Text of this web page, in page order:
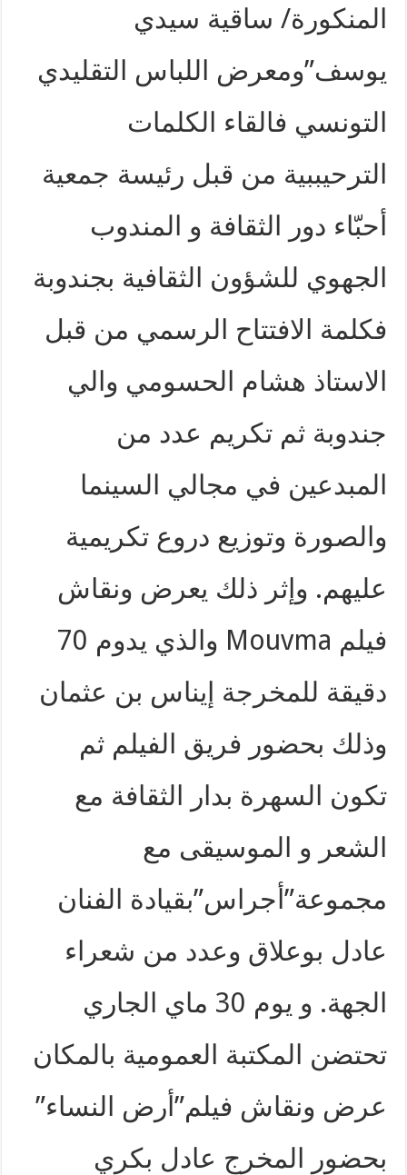
المنكورة/ ساقية سيدي
يوسف”ومعرض اللباس التقليدي
التونسي فالقاء الكلمات
الترحيببية من قبل رئيسة جمعية
أحبّاء دور الثقافة و المندوب
الجهوي للشؤون الثقافية بجندوبة
فكلمة الافتتاح الرسمي من قبل
الاستاذ هشام الحسومي والي
جندوبة ثم تكريم عدد من
المبدعين في مجالي السينما
والصورة وتوزيع دروع تكريمية
عليهم. وإثر ذلك يعرض ونقاش
فيلم Mouvma والذي يدوم 70
دقيقة للمخرجة إيناس بن عثمان
وذلك بحضور فريق الفيلم ثم
تكون السهرة بدار الثقافة مع
الشعر و الموسيقى مع
مجموعة”أجراس”بقيادة الفنان
عادل بوعلاق وعدد من شعراء
الجهة. و يوم 30 ماي الجاري
تحتضن المكتبة العمومية بالمكان
عرض ونقاش فيلم”أرض النساء”
بحضور المخرج عادل بكري